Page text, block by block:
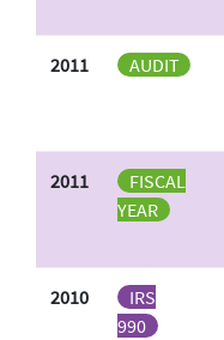
2011 AUDIT
2011
FISCAL
YEAR
2010
IRS
990